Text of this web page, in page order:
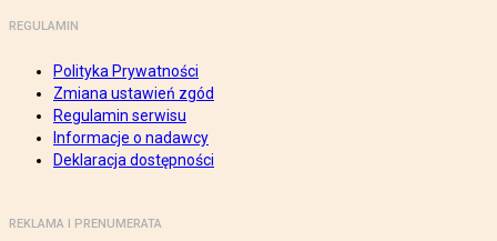
REGULAMIN
Polityka Prywatności
Zmiana ustawień zgód
Regulamin serwisu
Informacje o nadawcy
Deklaracja dostępności
REKLAMA I PRENUMERATA